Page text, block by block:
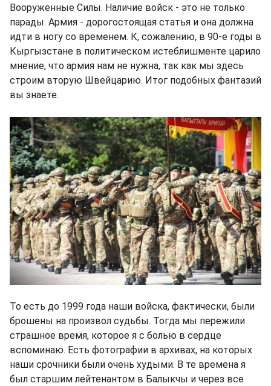
Вооруженные Силы. Наличие войск - это не только
парады. Армия - дорогостоящая статья и она должна
идти в ногу со временем. К, сожалению, в 90-е годы в
Кыргызстане в политическом истеблишменте царило
мнение, что армия нам не нужна, так как мы здесь
строим вторую Швейцарию. Итог подобных фантазий
вы знаете.
То есть до 1999 года наши войска, фактически, были
брошены на произвол судьбы. Тогда мы пережили
страшное время, которое я с болью в сердце
вспоминаю. Есть фотографии в архивах, на которых
наши срочники были очень худыми. В те времена я
был старшим лейтенантом в Балыкчы и через все